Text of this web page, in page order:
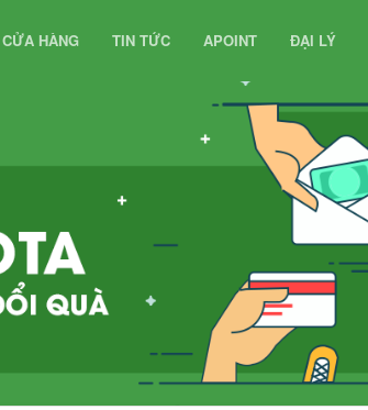
CỬA HÀNG TIN TỨC APOINT ĐẠI LÝ